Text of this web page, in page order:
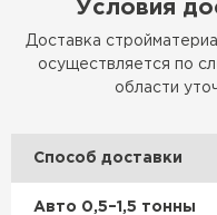
Условия
Доставка
осуществляется по
области
Способ доставки
Авто 0,5–1,5 тонны